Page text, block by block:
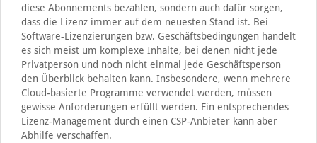
diese Abonnements bezahlen, sondern auch dafür sorgen,
dass die Lizenz immer auf dem neuesten Stand ist. Bei
Software-Lizenzierungen bzw. Geschäftsbedingungen handelt
es sich meist um komplexe Inhalte, bei denen nicht jede
Privatperson und noch nicht einmal jede Geschäftsperson
den Überblick behalten kann. Insbesondere, wenn mehrere
Cloud-basierte Programme verwendet werden, müssen
gewisse Anforderungen erfüllt werden. Ein entsprechendes
Lizenz-Management durch einen CSP-Anbieter kann aber
Abhilfe verschaffen.